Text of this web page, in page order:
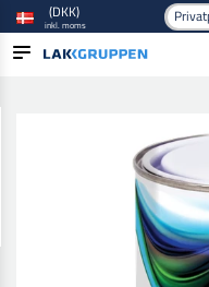
(DKK)
inkl. moms